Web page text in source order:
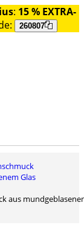
: 15 % EXTRA-
260807
Glas